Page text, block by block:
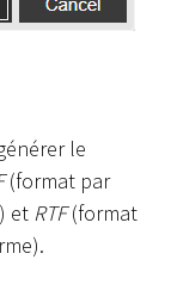
le
(format par
et RTF(format